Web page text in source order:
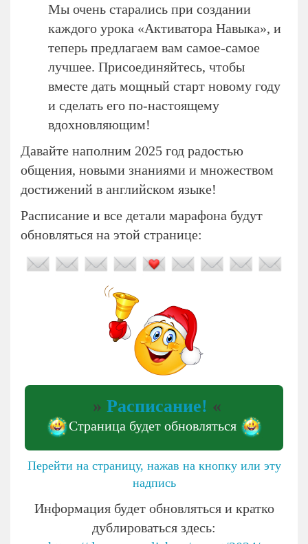
Мы очень старались при создании
каждого урока «Активатора Навыка», и
теперь предлагаем вам самое-самое
лучшее. Присоединяйтесь, чтобы
вместе дать мощный старт новому году
и сделать его по-настоящему
вдохновляющим!
Давайте наполним 2025 год радостью
общения, новыми знаниями и множеством
достижений в английском языке!
Расписание и все детали марафона будут
обновляться на этой странице:
» Расписание! «
Страница будет обновляться
Перейти на страницу, нажав на кнопку или эту
надпись
Информация будет обновляться и кратко
дублироваться здесь: